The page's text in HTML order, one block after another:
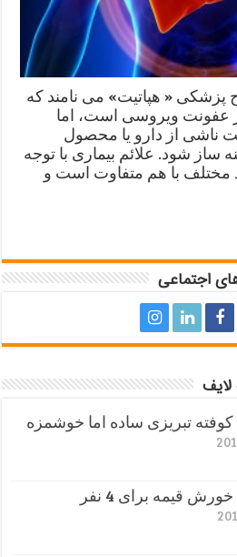
پزشکی « هپاتیت» می نامند که
عفونت ویروسی است، اما
از دارو یا محصول
ساز شود. علائم بیماری با توجه
مختلف با هم متفاوت است و
اجتماعی
تبریزی ساده اما خوشمزه
قیمه برای 4 نفر